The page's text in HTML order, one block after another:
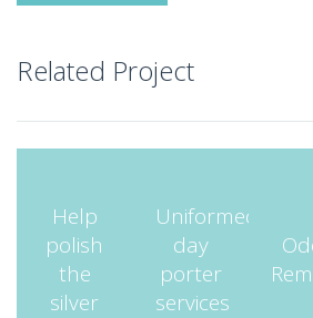
Related Project
Help
polish
the
silver
Uniformed
day
porter
services